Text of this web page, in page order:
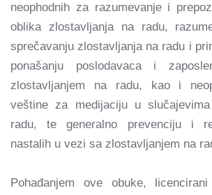
neophodnih za razumevanje i
oblika zlostavljanja na radu,
sprečavanju zlostavljanja na radu i
ponašanju poslodavaca i
zlostavljanjem na radu, kao i
veštine za medijaciju u
radu, te generalno prevenciju i
nastalih u vezi sa zlostavljanjem na
Pohađanjem ove obuke,